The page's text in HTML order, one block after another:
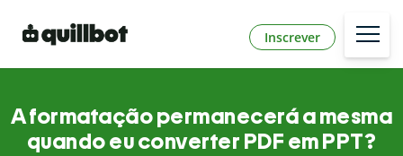
Inscrever
A formatação permanecerá a mesma
quando eu converter PDF em PPT?